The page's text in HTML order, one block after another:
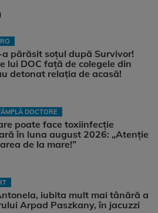
părăsit soțul după Survivor!
lui DOC față de colegele din
detonat relația de acasă!
DOCTORE
poate face toxiinfecție
în luna august 2026: „Atenție
de la mare!”
iubita mult mai tânără a
Arpad Paszkany, în jacuzzi